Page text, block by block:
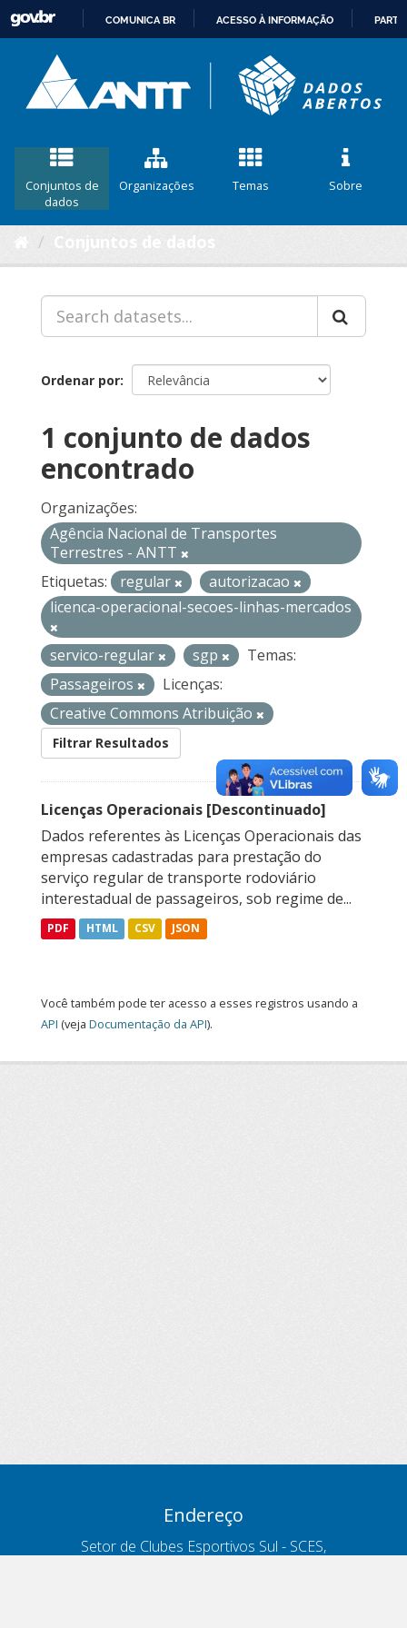
CONTEÚDO
COMUNICA BR ACESSO À INFORMAÇÃO
Conjuntos de
dados
Organizações Temas Sobre
Ordenar por
1 conjunto de dados
encontrado
Organizações:
Agência Nacional de Transportes
Terrestres - ANTT
Etiquetas:
regular
autorizacao
licenca-operacional-secoes-linhas-mercados
servico-regular sgp
Temas:
Passageiros
Licenças:
Creative Commons Atribuição
Filtrar Resultados
Licenças Operacionais [Descontinuado]
Dados referentes às Licenças Operacionais das
empresas cadastradas para prestação do
serviço regular de transporte rodoviário
interestadual de passageiros, sob regime de...
PDF HTML CSV JSON
Você também pode ter acesso a esses registros usando a
API (veja Documentação da API).
Endereço
Setor de Clubes Esportivos Sul - SCES,